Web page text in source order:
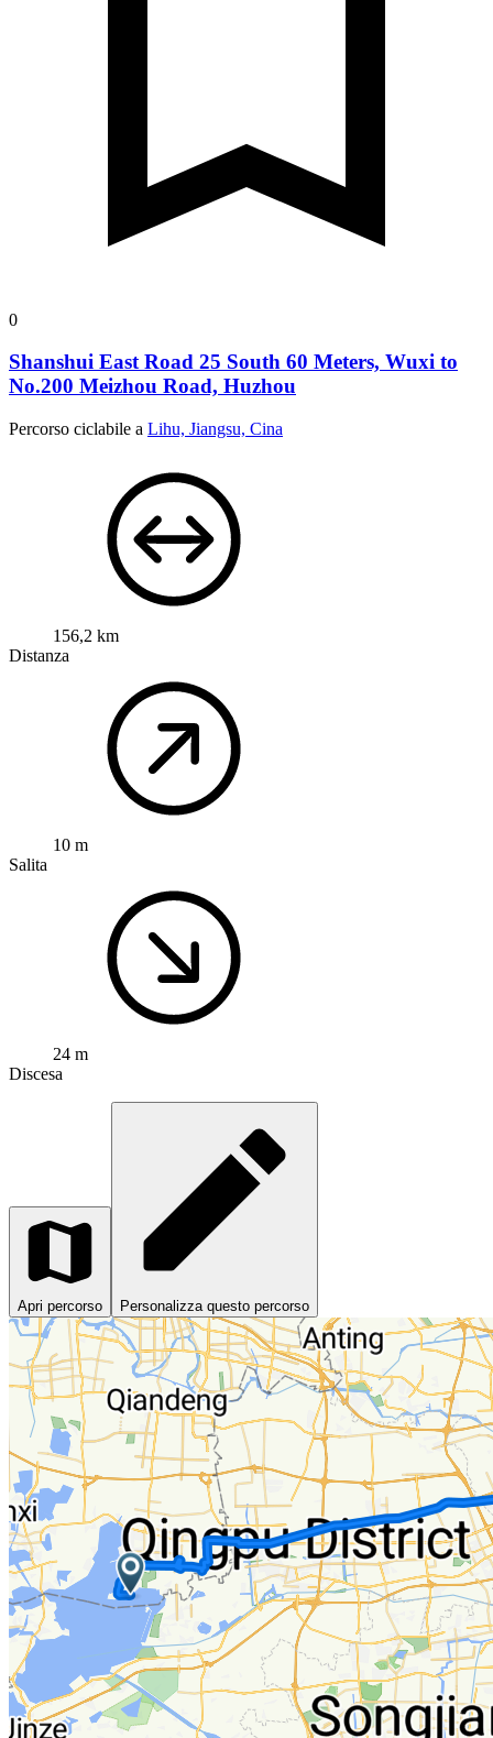
0
Shanshui East Road 25 South 60 Meters, Wuxi to
No.200 Meizhou Road, Huzhou
Percorso ciclabile a Lihu, Jiangsu, Cina
156,2 km
Distanza
10 m
Salita
24 m
Discesa
Apri percorso Personalizza questo percorso